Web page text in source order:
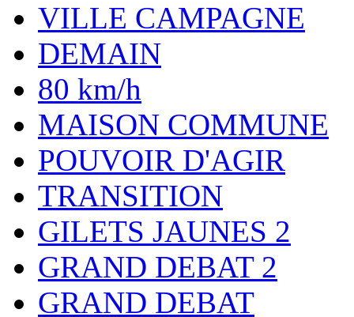
VILLE CAMPAGNE
DEMAIN
80 km/h
MAISON COMMUNE
POUVOIR D'AGIR
TRANSITION
GILETS JAUNES 2
GRAND DEBAT 2
GRAND DEBAT